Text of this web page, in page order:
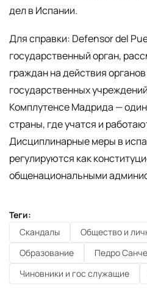
дел в Испании.
Для справки: Defensor del
государственный орган,
граждан на действия
государственных
Комплутенсе Мадрида —
страны, где учатся и
Дисциплинарные меры в
регулируются как
общенациональными
Теги:
Скандалы
Общество и
Образование
Педро
Чиновники и гос служащие